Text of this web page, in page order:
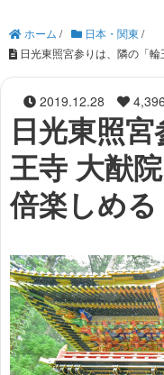
ホーム / 日本・関東 /
日光東照宮参りは、隣の「
2019.12.28 4,396
日光東照
王寺 大猷
倍楽しめる